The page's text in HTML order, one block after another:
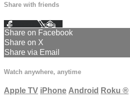
Share with friends
Facebook XEmail
Share on Facebook
Share on X
Share via Email
Watch anywhere, anytime
Apple TV iPhone Android Roku ®